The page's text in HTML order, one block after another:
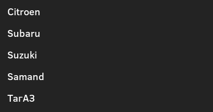
Citroen
Subaru
Suzuki
Samand
ТагАЗ